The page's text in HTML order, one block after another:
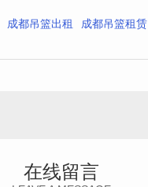
成都吊篮出租 成都吊篮租赁
在线留言